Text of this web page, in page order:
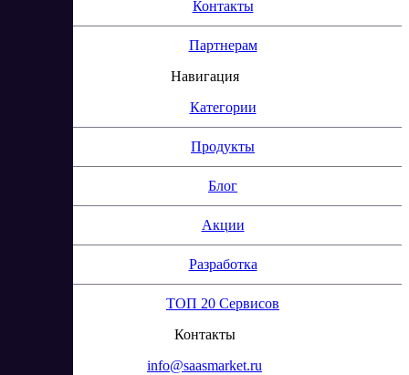
Контакты
Партнерам
Навигация
Категории
Продукты
Блог
Акции
Разработка
ТОП 20 Сервисов
Контакты
info@saasmarket.ru